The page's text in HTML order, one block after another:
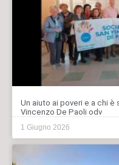
Un aiuto ai poveri e a chi
Vincenzo De Paoli odv
1 Giugno 2026